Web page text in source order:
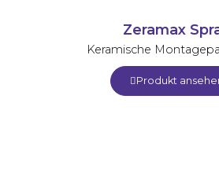
Zeramax
Keramische
Produkt